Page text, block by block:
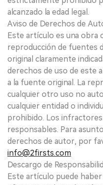
alcanzado la edad legal.
Aviso de Derechos de
Este artículo es una obra
reproducción de fuentes
original claramente
derechos de uso de este
a la fuente original. La
cualquier otro uso no
cualquier entidad o
prohibido. Los
responsables. Para
derechos de autor, por
info@2firsts.com
Descargo de
Este artículo puede